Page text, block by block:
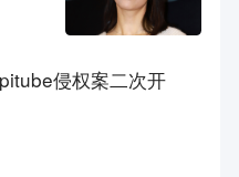
侵权案二次开